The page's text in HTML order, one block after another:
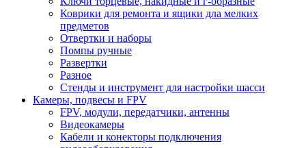
Коврики для ремонта и ящики дла мелких
предметов
Отвертки и наборы
Помпы ручные
Развертки
Разное
Стенды и инструмент для настройки шасси
Камеры, подвесы и FPV
FPV, модули, передатчики, антенны
Видеокамеры
Кабели и конекторы подключения